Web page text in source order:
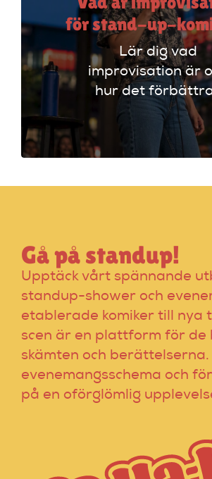
för stand-up-
Lär dig vad
improvisation är
hur det
din stand-up!
Upptäck tekniker
som stärker ditt
Gå på standup!
Upptäck vårt spännande
standup-shower och
etablerade komiker till nya
scen är en plattform för de
skämten och
evenemangsschema och
på en oförglömlig